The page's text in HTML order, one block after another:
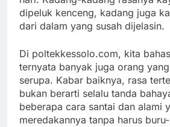
dipeluk kenceng, kadang juga
dari dalam yang susah dijelasin.
Di poltekkessolo.com, kita
ternyata banyak juga orang
serupa. Kabar baiknya, rasa
bukan berarti selalu tanda
beberapa cara santai dan alami
meredakannya tanpa harus